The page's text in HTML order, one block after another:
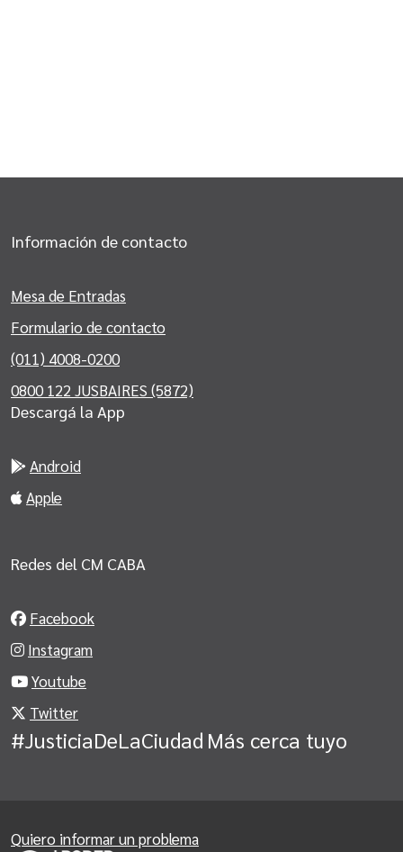
Información de contacto
Mesa de Entradas
Formulario de contacto
(011) 4008-0200
0800 122 JUSBAIRES (5872)
Descargá la App
Android
Apple
Redes del CM CABA
Facebook
Instagram
Youtube
Twitter
#JusticiaDeLaCiudad Más cerca tuyo
Quiero informar un problema